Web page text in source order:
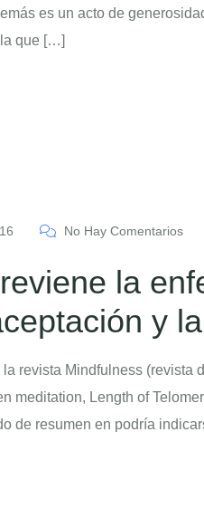
es un acto de
que […]
No Hay Comentarios
la
y
revista Mindfulness (revista
meditation, Length of
de resumen en podría